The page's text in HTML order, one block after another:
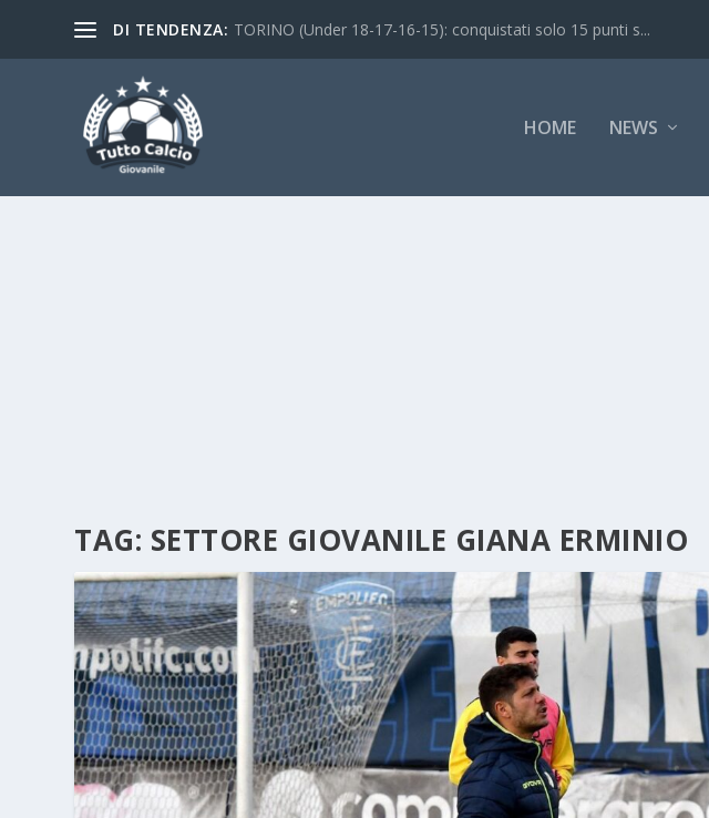
DI TENDENZA: TORINO (Under 18-17-16-15): conquistati solo 15 punti s...
HOME NEWS
TAG: SETTORE GIOVANILE GIANA ERMINIO